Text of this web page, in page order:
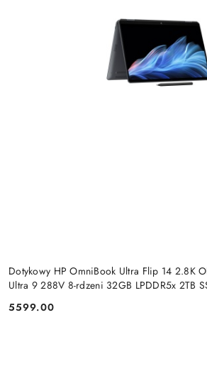
Dotykowy HP OmniBook Ultra Flip 14 2.8K
Ultra 9 288V 8-rdzeni 32GB LPDDR5x 2TB
Cena:
5599.00